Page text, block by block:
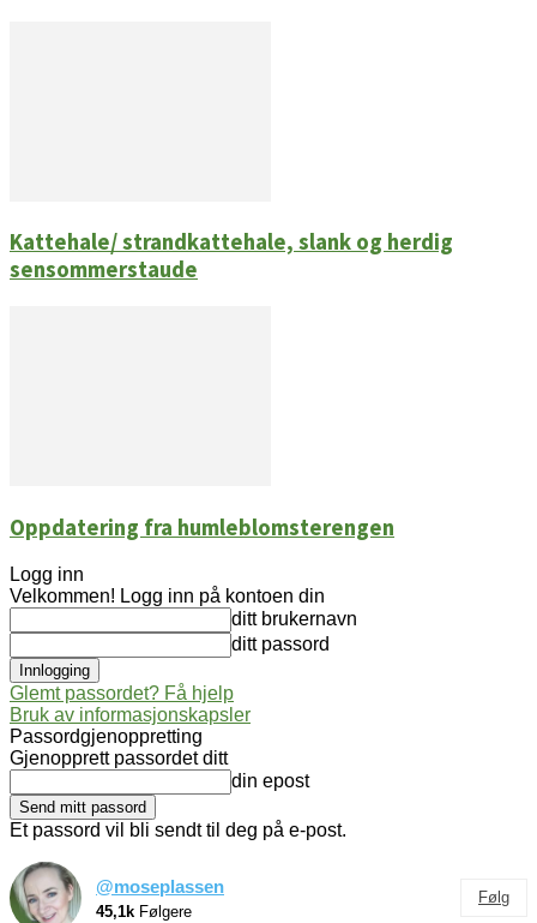
Kattehale/ strandkattehale, slank og herdig
sensommerstaude
Oppdatering fra humleblomsterengen
Logg inn
Velkommen! Logg inn på kontoen din
ditt brukernavn
ditt passord
Glemt passordet? Få hjelp
Bruk av informasjonskapsler
Passordgjenoppretting
Gjenopprett passordet ditt
din epost
Et passord vil bli sendt til deg på e-post.
@moseplassen
45,1k Følgere
Følg